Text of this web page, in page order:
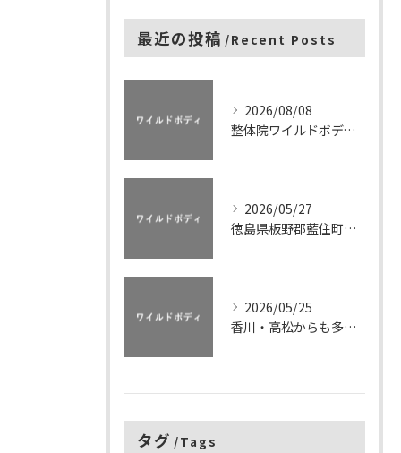
最近の投稿 Recent Posts
2026/08/08
整体院ワイルドボディで臼蓋形成不全の痛み消滅と筋肉調整で杖要らずの日常を実現
2026/05/27
徳島県板野郡藍住町の整体院ワイルドボディで手首・指の痛みを一回で改善し曲げ伸ばしを快適に
2026/05/25
香川・高松からも多数来院！変形性膝関節症の痛みが整体院ワイルドボディで一回で改善！体験と痛みなく歩けて階段も楽になる理由
タグ Tags